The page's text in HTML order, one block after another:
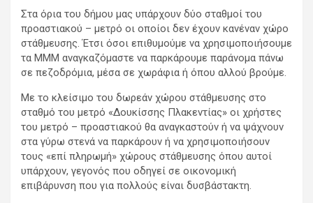
Στα όρια του δήμου μας υπάρχουν δύο σταθμοί του
προαστιακού – μετρό οι οποίοι δεν έχουν κανέναν χώρο
στάθμευσης. Έτσι όσοι επιθυμούμε να χρησιμοποιήσουμε
τα ΜΜΜ αναγκαζόμαστε να παρκάρουμε παράνομα πάνω
σε πεζοδρόμια, μέσα σε χωράφια ή όπου αλλού βρούμε.
Με το κλείσιμο του δωρεάν χώρου στάθμευσης στο
σταθμό του μετρό «Δουκίσσης Πλακεντίας» οι χρήστες
του μετρό – προαστιακού θα αναγκαστούν ή να ψάχνουν
στα γύρω στενά να παρκάρουν ή να χρησιμοποιήσουν
τους «επί πληρωμή» χώρους στάθμευσης όπου αυτοί
υπάρχουν, γεγονός που οδηγεί σε οικονομική
επιβάρυνση που για πολλούς είναι δυσβάστακτη.